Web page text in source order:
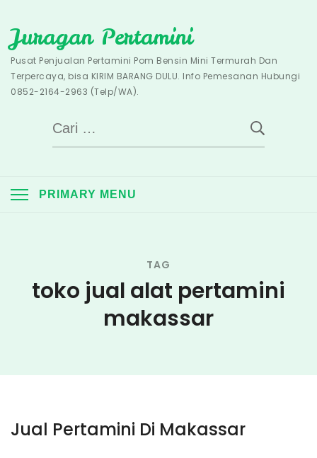
to
content
Juragan Pertamini
Pusat Penjualan Pertamini Pom Bensin Mini Termurah Dan
Terpercaya, bisa KIRIM BARANG DULU. Info Pemesanan Hubungi
0852-2164-2963 (Telp/WA).
Cari
untuk:
PRIMARY MENU
TAG
toko jual alat pertamini
makassar
Jual Pertamini Di Makassar